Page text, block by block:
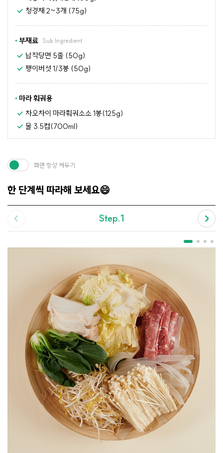
청경채 2~3개 (75g)
부재료 Sub Ingredient
납작당면 5줄 (50g)
팽이버섯 1/3봉 (50g)
마라 훠궈용
차오차이 마라훠궈소소 1봉(125g)
물 3.5컵(700ml)
한 단계씩 따라해 보세요😄
화면 항상 켜두기
Step.1